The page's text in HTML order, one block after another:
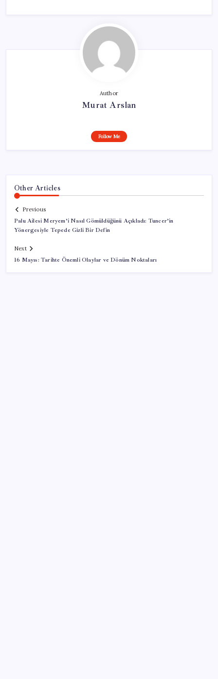
Author
Murat Arslan
Follow Me
Other Articles
Previous
Palu Ailesi Meryem’i Nasıl Gömüldüğünü Açıkladı: Tuncer’in
Yönergesiyle Tepede Gizli Bir Defin
Next
16 Mayıs: Tarihte Önemli Olaylar ve Dönüm Noktaları